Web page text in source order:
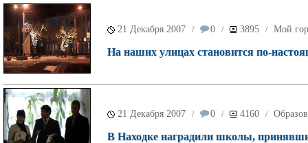
21 Декабря 2007 / 0 / 3895 / Мой
На наших улицах становится по-
21 Декабря 2007 / 0 / 4160 /
В Находке наградили школы,